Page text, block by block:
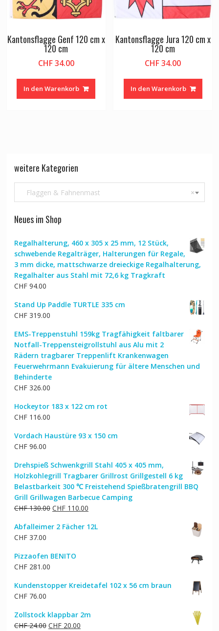
Kantonsflagge Genf 120 cm x
120 cm
CHF34.00
In den Warenkorb
Kantonsflagge Jura 120 cm x
120 cm
CHF34.00
In den Warenkorb
weitere Kategorien
×
Flaggen & Fahnenmast
Neues im Shop
Regalhalterung, 460 x 305 x 25 mm, 12 Stück,
schwebende Regalträger, Halterungen für Regale,
3 mm dicke, mattschwarze dreieckige Regalhalterung,
Regalhalter aus Stahl mit 72,6 kg Tragkraft
CHF94.00
Stand Up Paddle TURTLE 335 cm
CHF319.00
EMS-Treppenstuhl 159kg Tragfähigkeit faltbarer
Notfall-Treppensteigrollstuhl aus Alu mit 2
Rädern tragbarer Treppenlift Krankenwagen
Feuerwehrmann Evakuierung für ältere Menschen und
Behinderte
CHF326.00
Hockeytor 183 x 122 cm rot
CHF116.00
Vordach Haustüre 93 x 150 cm
CHF96.00
Drehspieß Schwenkgrill Stahl 405 x 405 mm,
Holzkohlegrill Tragbarer Grillrost Grillgestell 6 kg
Belastbarkeit 300 ℃ Freistehend Spießbratengrill BBQ
Grill Grillwagen Barbecue Camping
CHF130.00 Ursprünglicher
war:
CHF110.00Aktueller
ist:
Abfalleimer 2 Fächer 12L
CHF37.00
Pizzaofen BENITO
CHF281.00
Kundenstopper Kreidetafel 102 x 56 cm braun
CHF76.00
Zollstock klappbar 2m
CHF24.00 Ursprünglicher
CHF20.00Aktueller